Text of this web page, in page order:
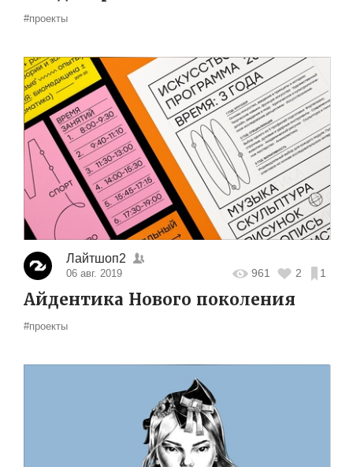
#проекты
Лайтшоп2
06 авг. 2019 961 2 1
Айдентика Нового поколения
#проекты